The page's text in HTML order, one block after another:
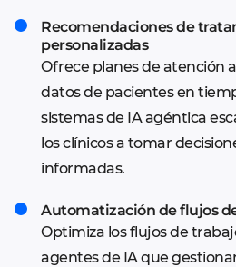
Recomendaciones de
personalizadas
Ofrece planes de atención
datos de pacientes en
sistemas de IA agéntica
los clínicos a tomar
informadas.
Automatización de flujos
Optimiza los flujos de
agentes de IA que